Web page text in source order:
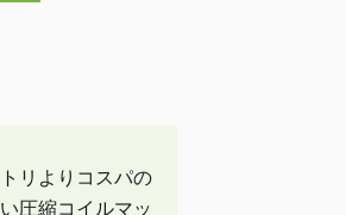
リよりコスパの
圧縮コイルマッ